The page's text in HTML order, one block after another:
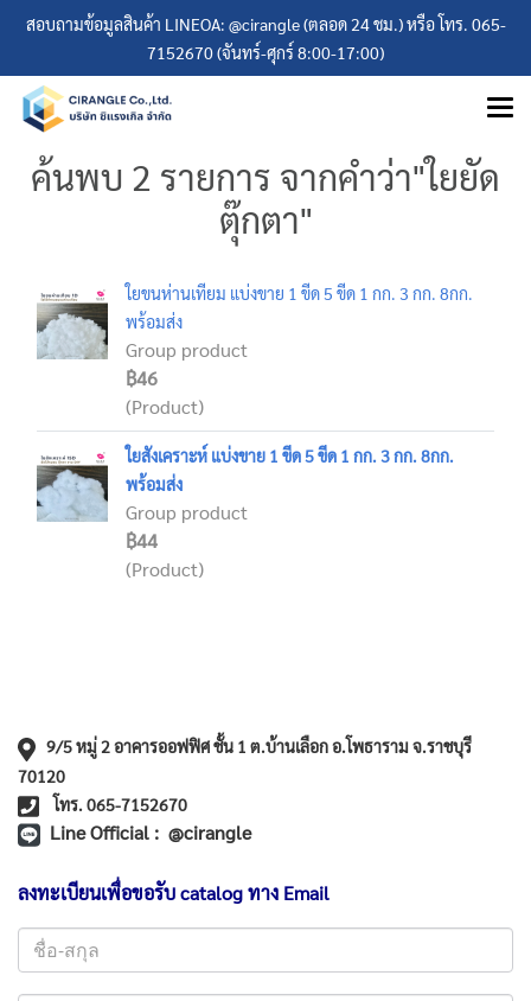
สอบถามข้อมูลสินค้า LINEOA: @cirangle (ตลอด 24 ชม.) หรือ โทร. 065-
7152670 (จันทร์-ศุกร์ 8:00-17:00)
ค้นพบ 2 รายการ จากคำว่า"ใยยัด
ตุ๊กตา"
ใยขนห่านเทียม แบ่งขาย 1 ขีด 5 ขีด 1 กก. 3 กก. 8กก.
พร้อมส่ง
Group product
฿46
(Product)
ใยสังเคราะห์ แบ่งขาย 1 ขีด 5 ขีด 1 กก. 3 กก. 8กก.
พร้อมส่ง
Group product
฿44
(Product)
9/5 หมู่ 2 อาคารออฟฟิศ ชั้น 1 ต.บ้านเลือก อ.โพธาราม จ.ราชบุรี
70120
โทร. 065-7152670
Line Official : @cirangle
ลงทะเบียนเพื่อขอรับ catalog ทาง Email